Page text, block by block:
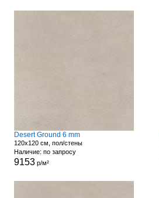
Desert Ground 6 mm
120x120 см, пол/стены
Наличие: по запросу
9153р/м²